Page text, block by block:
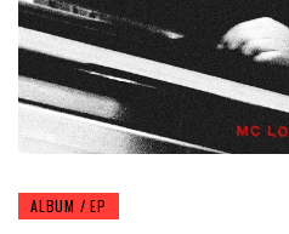
ALBUM / EP